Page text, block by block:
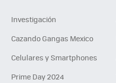
Investigación
Cazando Gangas Mexico
Celulares y Smartphones
Prime Day 2024